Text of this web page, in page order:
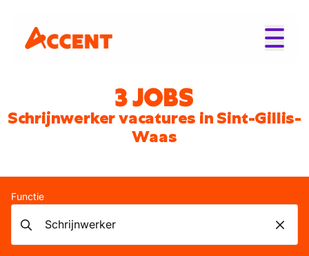
3 JOBS
Schrijnwerker vacatures in Sint-Gillis-
Waas
Functie